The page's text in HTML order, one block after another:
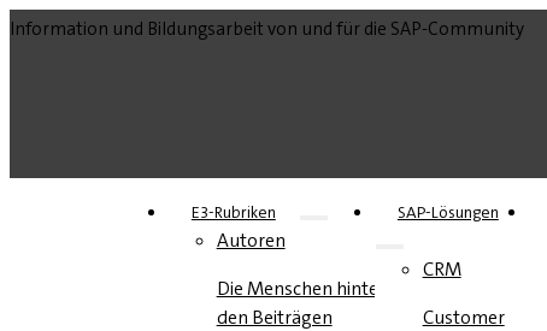
Information und Bildungsarbeit von und für die SAP-Community
E3-Rubriken
Autoren
Die Menschen hinter
den Beiträgen
SAP-Lösungen
CRM
Customer